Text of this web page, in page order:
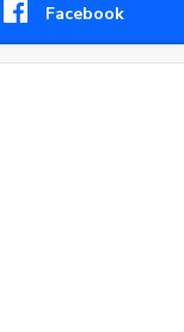
Facebook